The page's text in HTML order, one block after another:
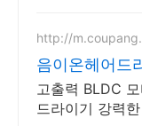
링
http://
음이온헤어드
고 저소음 휴대
고출력 BLDC
드라이기 강력